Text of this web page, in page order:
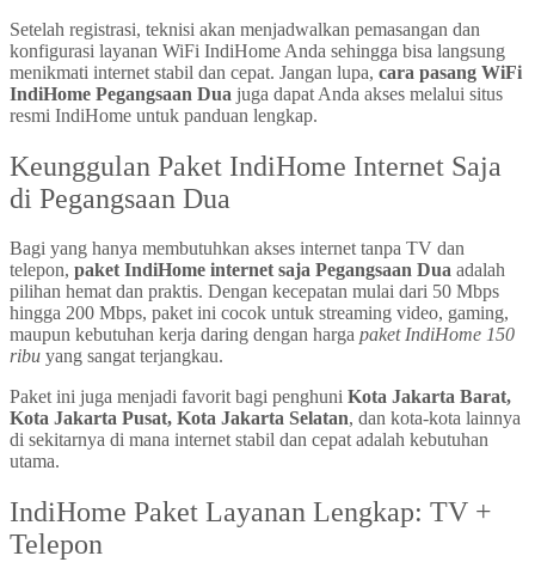
Setelah registrasi, teknisi akan menjadwalkan pemasangan dan
konfigurasi layanan WiFi IndiHome Anda sehingga bisa langsung
menikmati internet stabil dan cepat. Jangan lupa, cara pasang WiFi
IndiHome Pegangsaan Dua juga dapat Anda akses melalui situs
resmi IndiHome untuk panduan lengkap.
Keunggulan Paket IndiHome Internet Saja
di Pegangsaan Dua
Bagi yang hanya membutuhkan akses internet tanpa TV dan
telepon, paket IndiHome internet saja Pegangsaan Dua adalah
pilihan hemat dan praktis. Dengan kecepatan mulai dari 50 Mbps
hingga 200 Mbps, paket ini cocok untuk streaming video, gaming,
maupun kebutuhan kerja daring dengan harga paket IndiHome 150
ribu yang sangat terjangkau.
Paket ini juga menjadi favorit bagi penghuni Kota Jakarta Barat,
Kota Jakarta Pusat, Kota Jakarta Selatan, dan kota-kota lainnya
di sekitarnya di mana internet stabil dan cepat adalah kebutuhan
utama.
IndiHome Paket Layanan Lengkap: TV +
Telepon